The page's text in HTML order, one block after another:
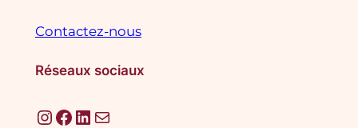
Contactez-nous
Réseaux sociaux
InstagramFacebook LinkedIn E-mail